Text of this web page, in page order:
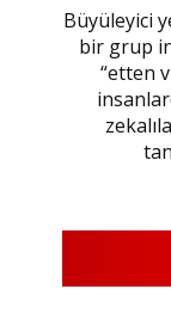
Büyüleyici
bir grup
“etten